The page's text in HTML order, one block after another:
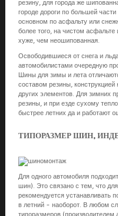
резину, для города же
городе дороги по большей
основном по асфальту или
более того, на чистом
хуже, чем неошипованная.
Освободившиеся от снега и
автомобилистами очередную
Шины для зимы и лета
составом резины,
других элементов. Для зимних
резины, и при езде сухому
быстрее летних да и работают
ТИПОРАЗМЕР ШИН,
Для одного автомобиля
шин). Это связано с тем, что
рекомендуется
в летний - наоборот. В любом